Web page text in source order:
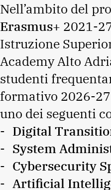
Nell’ambito del
Erasmus+ 2021-
Istruzione
Academy Alto
studenti
formativo 2026-
uno dei seguenti
Digital
System
Cybersecurity
Artificial